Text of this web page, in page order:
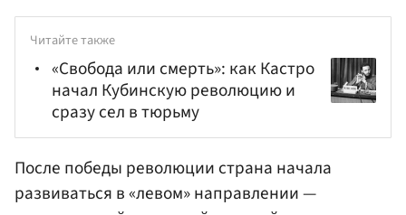
Читайте также
«Свобода или смерть»: как Кастро
начал Кубинскую революцию и
сразу сел в тюрьму
После победы революции страна начала
развиваться в «левом» направлении —